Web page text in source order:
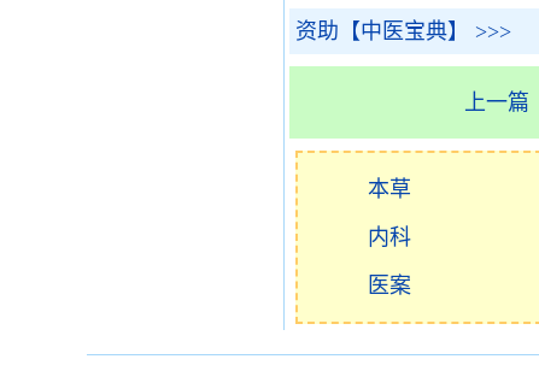
资助【中医宝典】 >>>
上一篇
本草
内科
医案